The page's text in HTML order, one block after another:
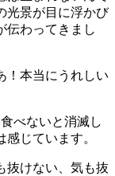
光景が目に浮かび
伝わってきまし
本当にうれしい
べないと消滅し
じています。
抜けない、気も抜